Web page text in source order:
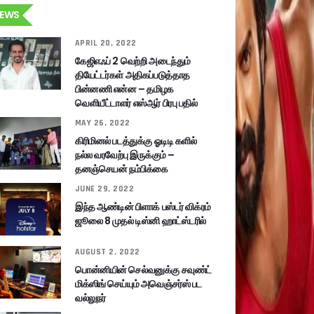
APRIL 20, 2022
கேஜிஎஃப் 2 வெற்றி அடைந்தும்
தியேட்டர்கள் அதிகப்படுத்தாத
பின்னணி என்ன – தமிழக
வெளியீட்டாளர் எஸ்ஆர் பிரபு பதில்
MAY 26, 2022
கிரிமினல் படத்துக்கு ஓடிடி களில்
நல்ல வரவேற்பு இருக்கும் –
தனஞ்செயன் நம்பிக்கை
JUNE 29, 2022
இந்த ஆண்டின் பிளாக் பஸ்டர் விக்ரம்
ஜூலை 8 முதல் டிஸ்னி ஹாட்ஸ்டரில்
AUGUST 2, 2022
பொன்னியின் செல்வனுக்கு சவுண்ட்
மிக்ஸிங் செய்யும் அவெஞ்சர்ஸ் பட
வல்லுநர்